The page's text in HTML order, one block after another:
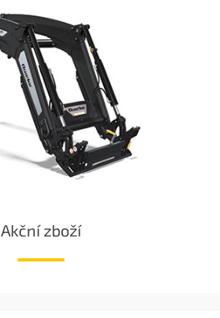
Akční zboží